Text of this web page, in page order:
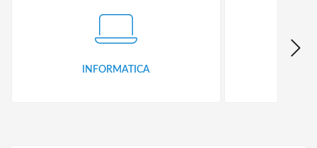
INFORMATICA